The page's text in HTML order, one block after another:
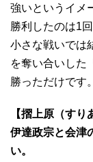
強いというイメ
勝利したのは1回
小さな戦いでは
を奪い合いした
勝っただけです。
【摺上原（すり
伊達政宗と会津
い。